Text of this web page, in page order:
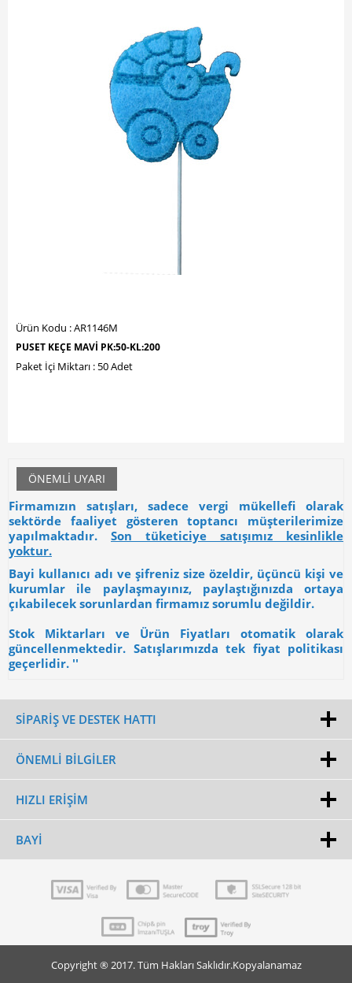
Ürün Kodu : AR1146M
PUSET KEÇE MAVİ PK:50-KL:200
Paket İçi Miktarı : 50 Adet
ÖNEMLI UYARI
Firmamızın satışları, sadece vergi mükellefi olarak
sektörde faaliyet gösteren toptancı müşterilerimize
yapılmaktadır. Son tüketiciye satışımız kesinlikle
yoktur.
Bayi kullanıcı adı ve şifreniz size özeldir, üçüncü kişi ve
kurumlar ile paylaşmayınız, paylaştığınızda ortaya
çıkabilecek sorunlardan firmamız sorumlu değildir.
Stok Miktarları ve Ürün Fiyatları otomatik olarak
güncellenmektedir. Satışlarımızda tek fiyat politikası
geçerlidir. ''
SİPARİŞ VE DESTEK HATTI
ÖNEMLI BILGILER
HIZLI ERIŞIM
BAYI
Copyright ® 2017. Tüm Hakları Saklıdır.Kopyalanamaz